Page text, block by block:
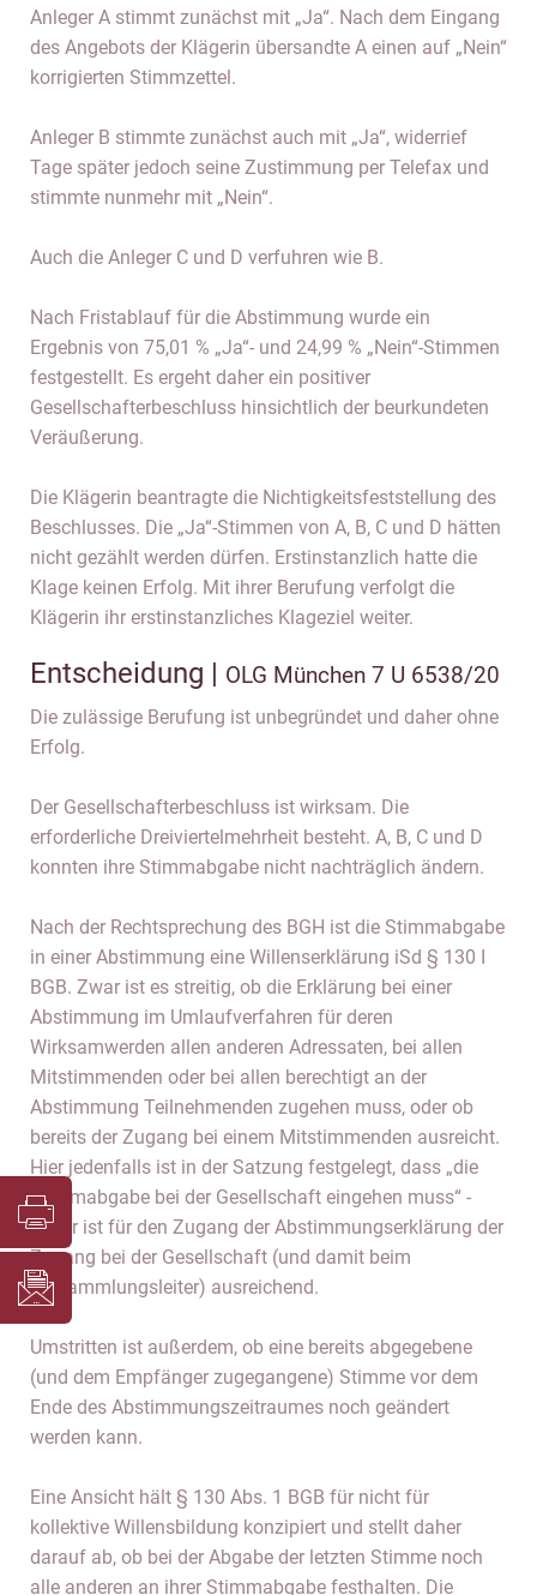
Anleger A stimmt zunächst mit „Ja“. Nach dem Eingang
des Angebots der Klägerin übersandte A einen auf „Nein“
korrigierten Stimmzettel.
Anleger B stimmte zunächst auch mit „Ja“, widerrief
Tage später jedoch seine Zustimmung per Telefax und
stimmte nunmehr mit „Nein“.
Auch die Anleger C und D verfuhren wie B.
Nach Fristablauf für die Abstimmung wurde ein
Ergebnis von 75,01 % „Ja“- und 24,99 % „Nein“-Stimmen
festgestellt. Es ergeht daher ein positiver
Gesellschafterbeschluss hinsichtlich der beurkundeten
Veräußerung.
Die Klägerin beantragte die Nichtigkeitsfeststellung des
Beschlusses. Die „Ja“-Stimmen von A, B, C und D hätten
nicht gezählt werden dürfen. Erstinstanzlich hatte die
Klage keinen Erfolg. Mit ihrer Berufung verfolgt die
Klägerin ihr erstinstanzliches Klageziel weiter.
Entscheidung | OLG München 7 U 6538/20
Die zulässige Berufung ist unbegründet und daher ohne
Erfolg.
Der Gesellschafterbeschluss ist wirksam. Die
erforderliche Dreiviertelmehrheit besteht. A, B, C und D
konnten ihre Stimmabgabe nicht nachträglich ändern.
Nach der Rechtsprechung des BGH ist die Stimmabgabe
in einer Abstimmung eine Willenserklärung iSd § 130 I
BGB. Zwar ist es streitig, ob die Erklärung bei einer
Abstimmung im Umlaufverfahren für deren
Wirksamwerden allen anderen Adressaten, bei allen
Mitstimmenden oder bei allen berechtigt an der
Abstimmung Teilnehmenden zugehen muss, oder ob
bereits der Zugang bei einem Mitstimmenden ausreicht.
Hier jedenfalls ist in der Satzung festgelegt, dass „die
Stimmabgabe bei der Gesellschaft eingehen muss“ -
daher ist für den Zugang der Abstimmungserklärung der
Zugang bei der Gesellschaft (und damit beim
Versammlungsleiter) ausreichend.
Umstritten ist außerdem, ob eine bereits abgegebene
(und dem Empfänger zugegangene) Stimme vor dem
Ende des Abstimmungszeitraumes noch geändert
werden kann.
Eine Ansicht hält § 130 Abs. 1 BGB für nicht für
kollektive Willensbildung konzipiert und stellt daher
darauf ab, ob bei der Abgabe der letzten Stimme noch
alle anderen an ihrer Stimmabgabe festhalten. Die